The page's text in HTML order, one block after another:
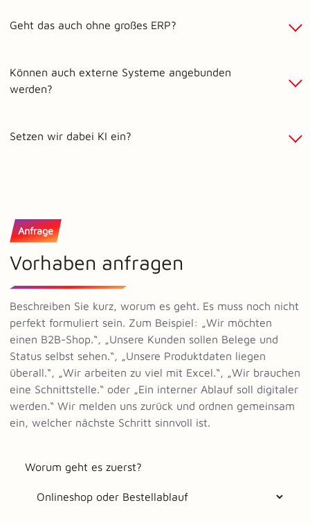
Geht das auch ohne großes ERP?
Können auch externe Systeme angebunden
werden?
Setzen wir dabei KI ein?
Anfrage
Vorhaben anfragen
Beschreiben Sie kurz, worum es geht. Es muss noch nicht
perfekt formuliert sein. Zum Beispiel: „Wir möchten
einen B2B-Shop.“, „Unsere Kunden sollen Belege und
Status selbst sehen.“, „Unsere Produktdaten liegen
überall.“, „Wir arbeiten zu viel mit Excel.“, „Wir brauchen
eine Schnittstelle.“ oder „Ein interner Ablauf soll digitaler
werden.“ Wir melden uns zurück und ordnen gemeinsam
ein, welcher nächste Schritt sinnvoll ist.
Worum geht es zuerst?